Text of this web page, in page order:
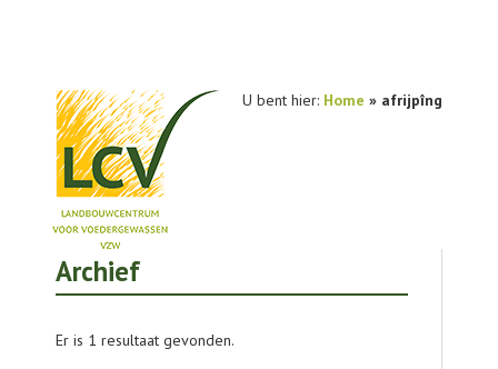
U bent hier: Home » afrijpîng
NIEUWS
Archief
Er is 1 resultaat gevonden.